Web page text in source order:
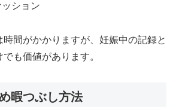
ション
間がかかりますが、妊娠中の記録と
も価値があります。
暇つぶし方法